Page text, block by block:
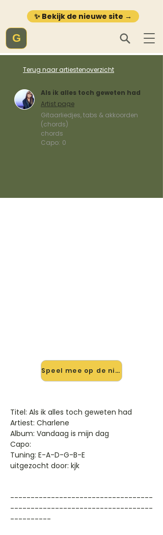
✨ Bekijk de nieuwe site →
G
Terug naar artiestenoverzicht
Als ik alles toch geweten had
Artist page
Gitaarliedjes, tabs & akkoorden
(chords)
chords
Capo: 0
Speel mee op de nieuwe site →
Titel: Als ik alles toch geweten had
Artiest: Charlene
Album: Vandaag is mijn dag
Capo:
Tuning: E-A-D-G-B-E
uitgezocht door: kjk
-----------------------------------
-----------------------------------
----------